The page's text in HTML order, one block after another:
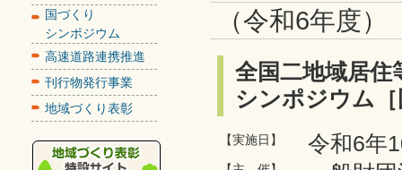
国づくり
シンポジウム
高速道路連携推進
刊行物発行事業
地域づくり表彰
（令和6年度）
全国二地域居住
シンポジウム
【実施日】 令和6年